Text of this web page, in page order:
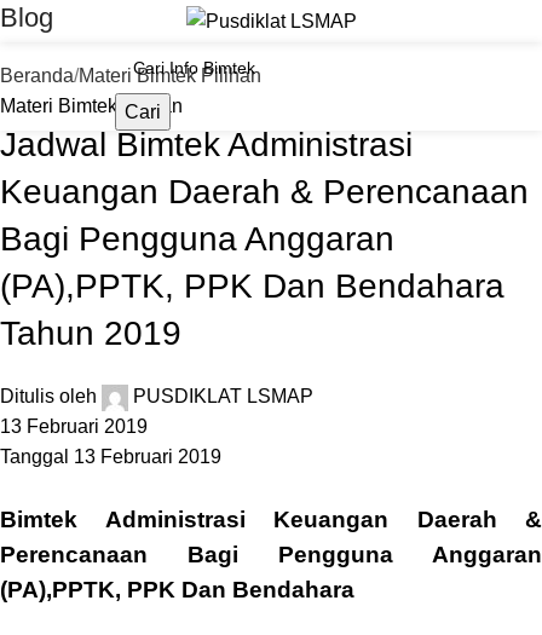
Cari
Blog
Beranda Materi Bimtek Pilihan
Materi Bimtek Pilihan
Jadwal Bimtek Administrasi
Keuangan Daerah & Perencanaan
Bagi Pengguna Anggaran
(PA),PPTK, PPK Dan Bendahara
Tahun 2019
Ditulis oleh
PUSDIKLAT LSMAP
13 Februari 2019
Tanggal 13 Februari 2019
Bimtek Administrasi Keuangan Daerah &
Perencanaan Bagi Pengguna Anggaran
(PA),PPTK, PPK Dan Bendahara